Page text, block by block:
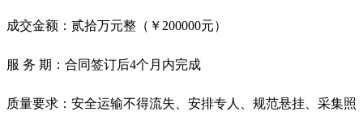
成交金额：贰拾万元整（￥200000元）
服 务 期：合同签订后4个月内完成
质量要求：安全运输不得流失、安排专人、规范悬挂、采集照